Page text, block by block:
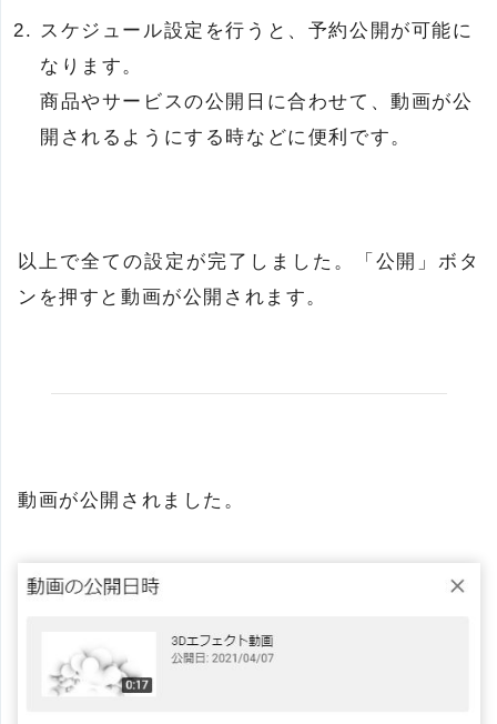
スケジュール設定を行うと、予約公開が可能に
なります。
商品やサービスの公開日に合わせて、動画が公
開されるようにする時などに便利です。
以上で全ての設定が完了しました。「公開」ボタ
ンを押すと動画が公開されます。
動画が公開されました。